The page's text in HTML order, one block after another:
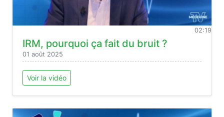
02:19
IRM, pourquoi ça fait du bruit ?
01 août 2025
Voir la vidéo